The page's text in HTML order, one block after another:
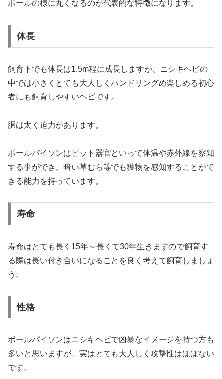
ボールの様に丸くなるのが代表的な特徴になります。
体長
飼育下でも体長は1.5m程に成長しますが、ニシキヘビの
中では小さくとても大人しくハンドリングめ楽しめる初心
者にも飼育しやすいヘビです。
胴は太く迫力があります。
ボールパイソンはピット器官といって体温や赤外線を察知
する事ができ、暗い草むら等でも獲物を感知することがで
きる能力を持っています。
寿命
寿命はとても長く15年～長くて30年生きますので飼育す
る際は長い付き合いになることを良く考えて飼育しましょ
う。
性格
ボールパイソンはニシキヘビで凶暴なイメージを持つ方も
多いと思いますが、実はとても大人しく攻撃性はほぼない
です。